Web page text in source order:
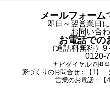
メールフォーム
即日～翌営業日
お問い合
お電話での
（通話料無料）
0120-
ナビダイヤルで担
家づくりのお問合せ：【1】
営業のお電話：【